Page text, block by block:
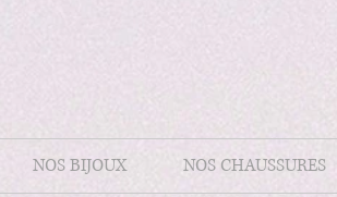
NOS BIJOUX NOS CHAUSSURES